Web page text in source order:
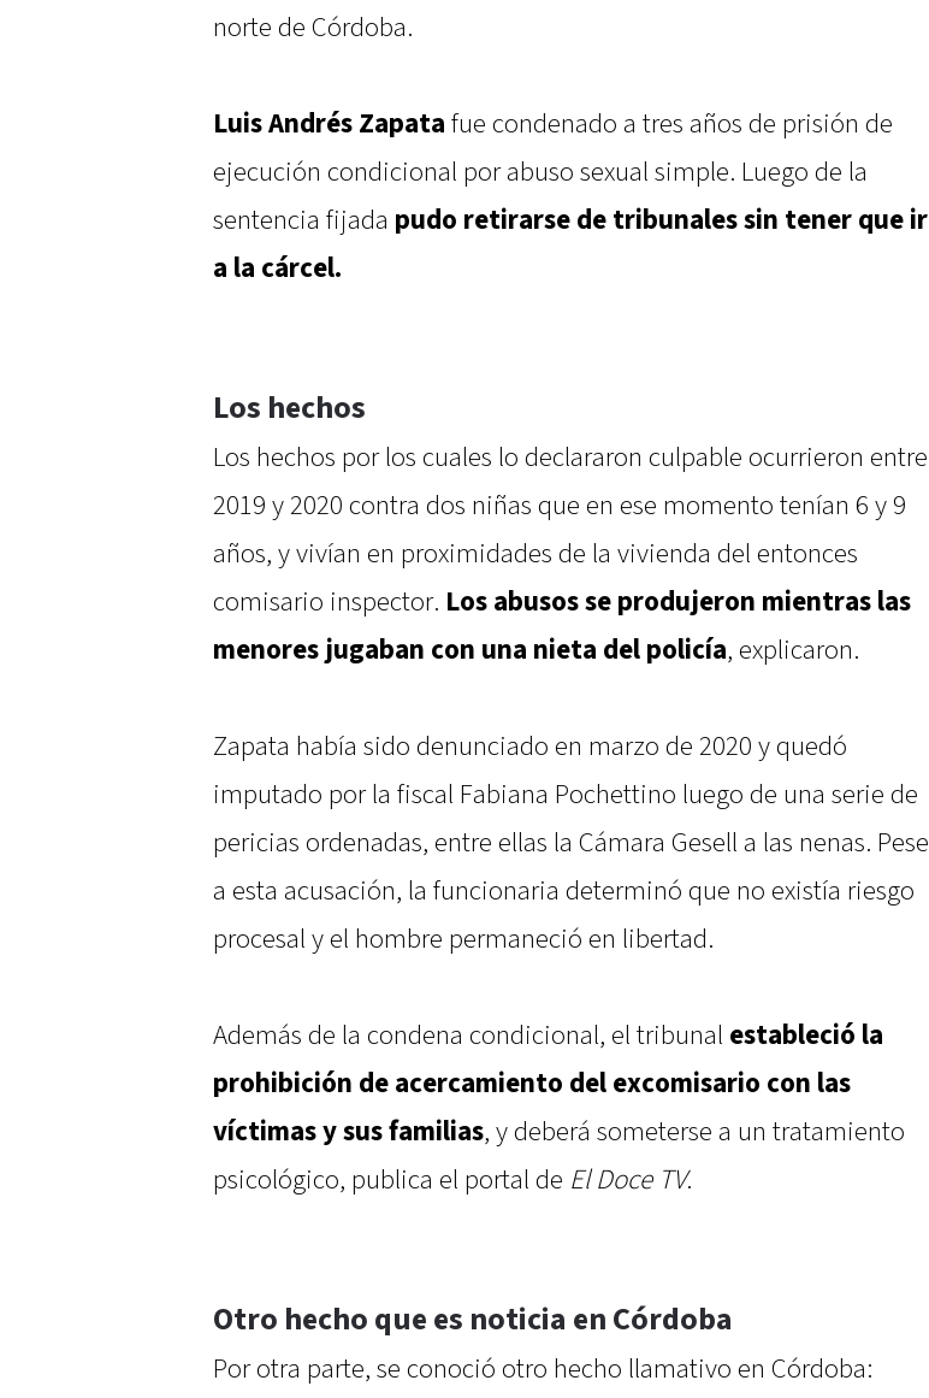
norte de Córdoba.
Luis Andrés Zapata fue condenado a tres años de prisión de
ejecución condicional por abuso sexual simple. Luego de la
sentencia fijada pudo retirarse de tribunales sin tener que ir
a la cárcel.
Los hechos
Los hechos por los cuales lo declararon culpable ocurrieron entre
2019 y 2020 contra dos niñas que en ese momento tenían 6 y 9
años, y vivían en proximidades de la vivienda del entonces
comisario inspector. Los abusos se produjeron mientras las
menores jugaban con una nieta del policía, explicaron.
Zapata había sido denunciado en marzo de 2020 y quedó
imputado por la fiscal Fabiana Pochettino luego de una serie de
pericias ordenadas, entre ellas la Cámara Gesell a las nenas. Pese
a esta acusación, la funcionaria determinó que no existía riesgo
procesal y el hombre permaneció en libertad.
Además de la condena condicional, el tribunal estableció la
prohibición de acercamiento del excomisario con las
víctimas y sus familias, y deberá someterse a un tratamiento
psicológico, publica el portal de El Doce TV.
Otro hecho que es noticia en Córdoba
Por otra parte, se conoció otro hecho llamativo en Córdoba: